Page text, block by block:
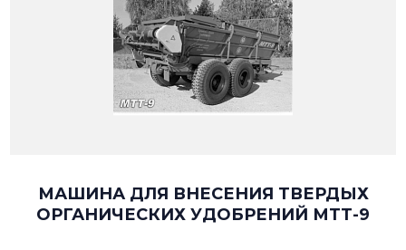
МАШИНА ДЛЯ ВНЕСЕНИЯ ТВЕРДЫХ
ОРГАНИЧЕСКИХ УДОБРЕНИЙ МТТ-9